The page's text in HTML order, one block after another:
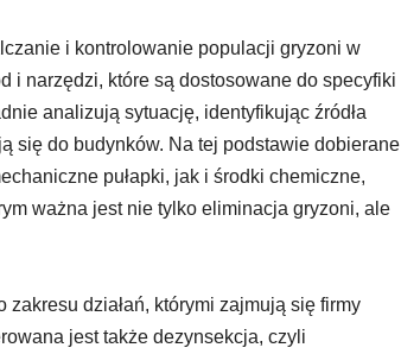
i kontrolowanie populacji gryzoni w
i narzędzi, które są dostosowane do specyfiki
analizują sytuację, identyfikując źródła
się do budynków. Na tej podstawie dobierane
pułapki, jak i środki chemiczne,
ważna jest nie tylko eliminacja gryzoni, ale
działań, którymi zajmują się firmy
jest także dezynsekcja, czyli